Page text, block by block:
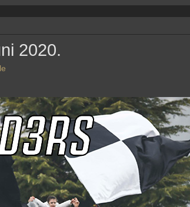
2020.